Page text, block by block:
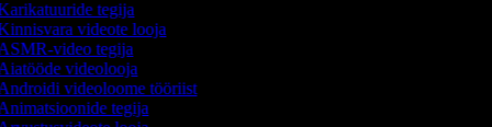
tegija
videote looja
video tegija
videolooja
videoloome tööriist
tegija